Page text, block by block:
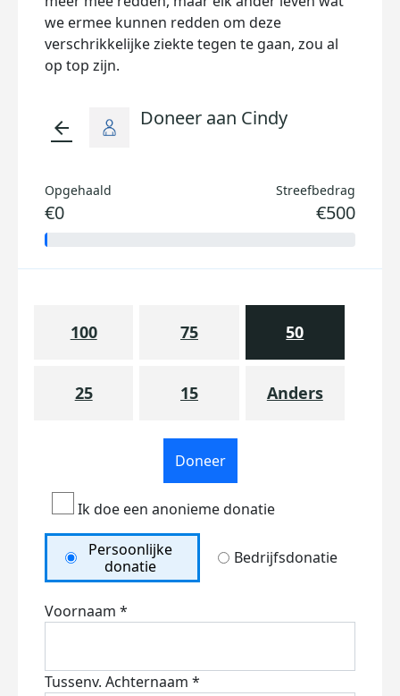
we ermee kunnen redden om deze
verschrikkelijke ziekte tegen te gaan, zou al
op top zijn.
arrow_back Doneer aan Cindy
Opgehaald
€0
Streefbedrag
€500
100 75 50
25 15 Anders
Doneer
Ik doe een anonieme donatie
Persoonlijke
donatie
Bedrijfsdonatie
Voornaam *
Tussenv. Achternaam *